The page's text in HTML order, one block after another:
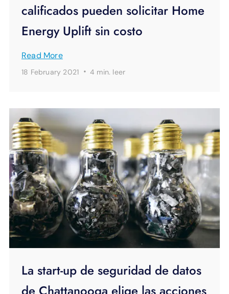
calificados pueden solicitar Home
Energy Uplift sin costo
Read More
18 February 2021 · 4 min. leer
La start-up de seguridad de datos